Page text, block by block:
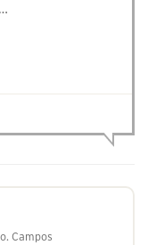
Campos